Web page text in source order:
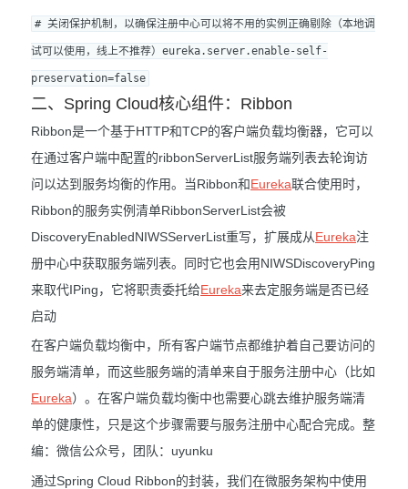
# 关闭保护机制，以确保注册中心可以将不用的实例正确剔除（本地调
试可以使用，线上不推荐）eureka.server.enable-self-
preservation=false
二、Spring Cloud核心组件：Ribbon
Ribbon是一个基于HTTP和TCP的客户端负载均衡器，它可以
在通过客户端中配置的ribbonServerList服务端列表去轮询访
问以达到服务均衡的作用。当Ribbon和Eureka联合使用时，
Ribbon的服务实例清单RibbonServerList会被
DiscoveryEnabledNIWSServerList重写，扩展成从Eureka注
册中心中获取服务端列表。同时它也会用NIWSDiscoveryPing
来取代IPing，它将职责委托给Eureka来去定服务端是否已经
启动
在客户端负载均衡中，所有客户端节点都维护着自己要访问的
服务端清单，而这些服务端的清单来自于服务注册中心（比如
Eureka）。在客户端负载均衡中也需要心跳去维护服务端清
单的健康性，只是这个步骤需要与服务注册中心配合完成。整
编：微信公众号，团队：uyunku
通过Spring Cloud Ribbon的封装，我们在微服务架构中使用